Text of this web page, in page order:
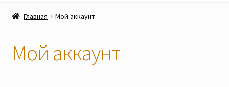
Биопрепараты
Главная Мой аккаунт
Мой аккаунт